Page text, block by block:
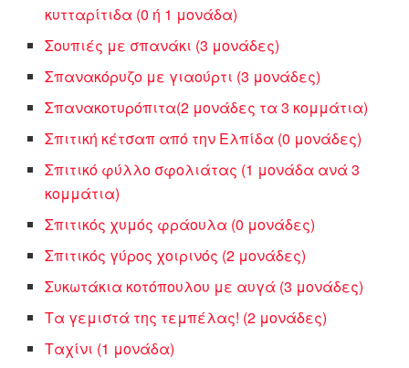
κυτταρίτιδα (0 ή 1 μονάδα)
Σουπιές με σπανάκι (3 μονάδες)
Σπανακόρυζο με γιαούρτι (3 μονάδες)
Σπανακοτυρόπιτα(2 μονάδες τα 3 κομμάτια)
Σπιτική κέτσαπ από την Ελπίδα (0 μονάδες)
Σπιτικό φύλλο σφολιάτας (1 μονάδα ανά 3
κομμάτια)
Σπιτικός χυμός φράουλα (0 μονάδες)
Σπιτικός γύρος χοιρινός (2 μονάδες)
Συκωτάκια κοτόπουλου με αυγά (3 μονάδες)
Τα γεμιστά της τεμπέλας! (2 μονάδες)
Ταχίνι (1 μονάδα)